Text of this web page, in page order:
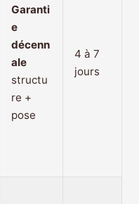
Garanti
e
décenn
ale
structu
re +
pose
4 à 7
jours